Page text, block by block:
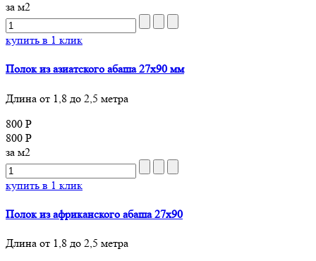
за м2
купить в 1 клик
Полок из азиатского абаша 27х90 мм
Длина от 1,8 до 2,5 метра
800 Р
800 Р
за м2
купить в 1 клик
Полок из африканского абаша 27х90
Длина от 1,8 до 2,5 метра